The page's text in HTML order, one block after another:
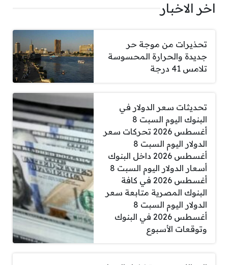
اخر الاخبار
تحذيرات من موجة حر
جديدة والحرارة المحسوسة
تلامس 41 درجة
تحديثات سعر الدولار في
البنوك اليوم السبت 8
أغسطس 2026 تحركات سعر
الدولار اليوم السبت 8
أغسطس 2026 داخل البنوك
أسعار الدولار اليوم السبت 8
أغسطس 2026 في كافة
البنوك المصرية متابعة سعر
الدولار اليوم السبت 8
أغسطس 2026 في البنوك
وتوقعات الأسبوع